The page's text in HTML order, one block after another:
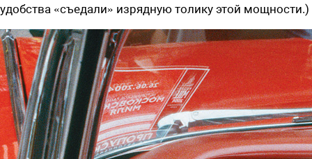
удобства «съедали» изрядную толику этой мощности.)